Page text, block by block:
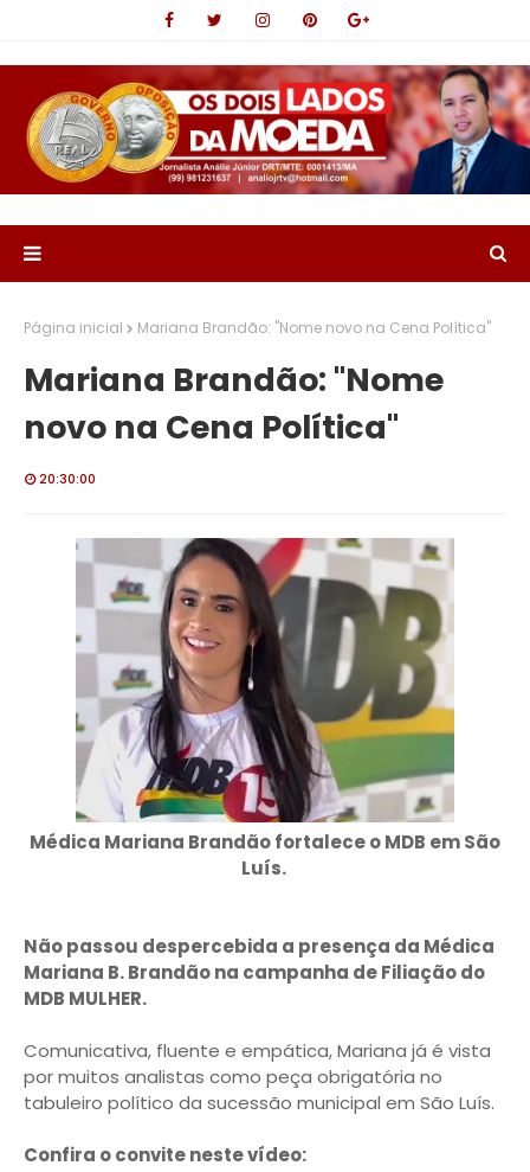
Página inicial Mariana Brandão: "Nome novo na Cena Política"
Mariana Brandão: "Nome
novo na Cena Política"
20:30:00
Médica Mariana Brandão fortalece o MDB em São
Luís.
Não passou despercebida a presença da Médica
Mariana B. Brandão na campanha de Filiação do
MDB MULHER.
Comunicativa, fluente e empática, Mariana já é vista
por muitos analistas como peça obrigatória no
tabuleiro político da sucessão municipal em São Luís.
Confira o convite neste vídeo: